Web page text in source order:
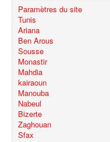
Paramètres du site
Tunis
Ariana
Ben Arous
Sousse
Monastir
Mahdia
kairaoun
Manouba
Nabeul
Bizerte
Zaghouan
Sfax